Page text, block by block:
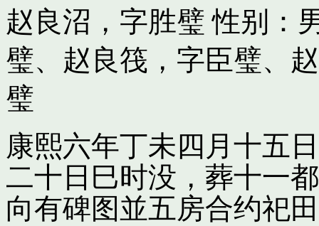
赵良沼，字胜璧 性别：
璧、 赵良筏，字臣璧、
璧
康熙六年丁未四月十五
二十日巳时没，葬十一
向有碑图並五房合约祀